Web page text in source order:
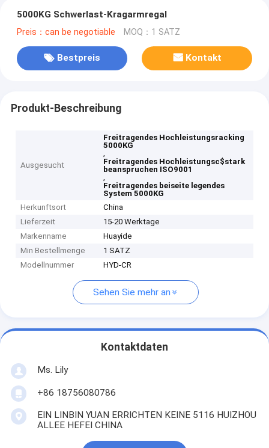
5000KG Schwerlast-Kragarmregal
Preis：can be negotiable MOQ：1 SATZ
Bestpreis Kontakt
Produkt-Beschreibung
Ausgesucht
Freitragendes Hochleistungsracking
5000KG
,
Freitragendes Hochleistungsc$stark
beanspruchen ISO9001
,
Freitragendes beiseite legendes
System 5000KG
Herkunftsort
China
Lieferzeit
15-20 Werktage
Markenname
Huayide
Min Bestellmenge
1 SATZ
Modellnummer
HYD-CR
Sehen Sie mehr an
Kontaktdaten
Ms. Lily
+86 18756080786
EIN LINBIN YUAN ERRICHTEN KEINE 5116 HUIZHOU
ALLEE HEFEI CHINA